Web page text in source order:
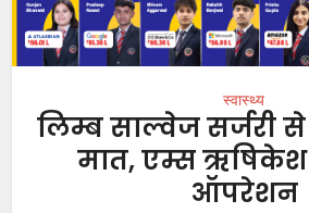
स्वास्थ्य
लिम्ब साल्वेज सर्जरी
मात, एम्स
ऑपरेशन